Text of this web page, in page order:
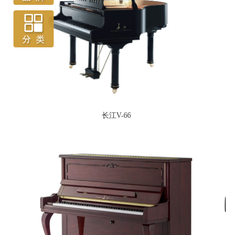
长江V-66